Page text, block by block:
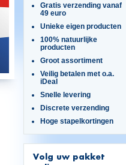
Gratis verzending vanaf
49 euro
Unieke eigen producten
100% natuurlijke
producten
Groot assortiment
Veilig betalen met o.a.
iDeal
Snelle levering
Discrete verzending
Hoge stapelkortingen
Volg uw pakket